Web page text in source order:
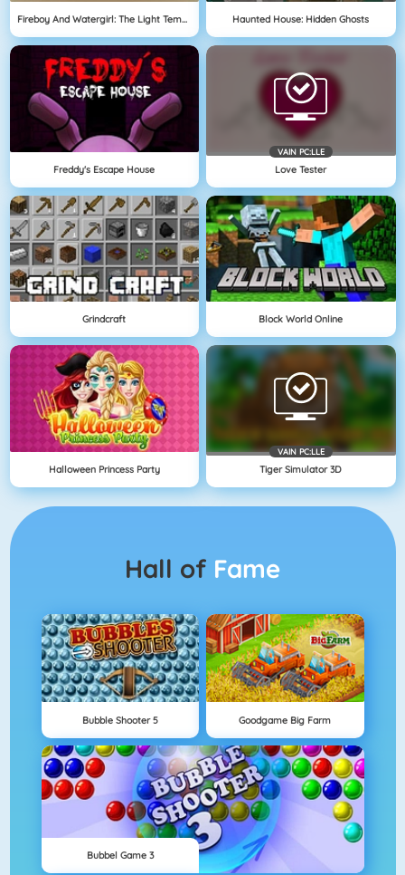
Fireboy And Watergirl: The Light Temple Haunted House: Hidden Ghosts
Freddy's Escape House
VAIN PC:LLE
Love Tester
Grindcraft Block World Online
Halloween Princess Party
VAIN PC:LLE
Tiger Simulator 3D
Hall of Fame
Bubble Shooter 5 Goodgame Big Farm
Bubbel Game 3